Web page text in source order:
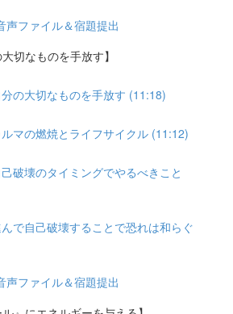
ファイル＆宿題提出
切なものを手放す】
の大切なものを手放す (11:18)
マの燃焼とライフサイクル (11:12)
破壊のタイミングでやるべきこと
で自己破壊することで恐れは和らぐ
ファイル＆宿題提出